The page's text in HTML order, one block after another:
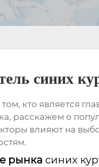
синих
кто является
расскажем о
влияют на
рынка синих